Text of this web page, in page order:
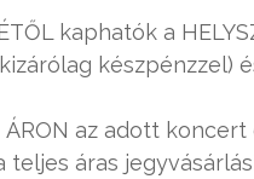
kaphatók a
készpénzzel)
ÁRON az adott
áras